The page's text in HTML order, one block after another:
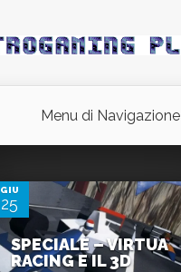
Menu di Navigazione
GIU
25
SPECIALE – VIRTUA
RACING E IL 3D
0